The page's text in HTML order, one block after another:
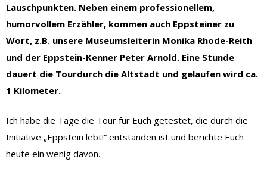
Lauschpunkten. Neben einem professionellem,
humorvollem Erzähler, kommen auch Eppsteiner zu
Wort, z.B. unsere Museumsleiterin Monika Rhode-Reith
und der Eppstein-Kenner Peter Arnold. Eine Stunde
dauert die Tourdurch die Altstadt und gelaufen wird ca.
1 Kilometer.
Ich habe die Tage die Tour für Euch getestet, die durch die
Initiative „Eppstein lebt!“ entstanden ist und berichte Euch
heute ein wenig davon.